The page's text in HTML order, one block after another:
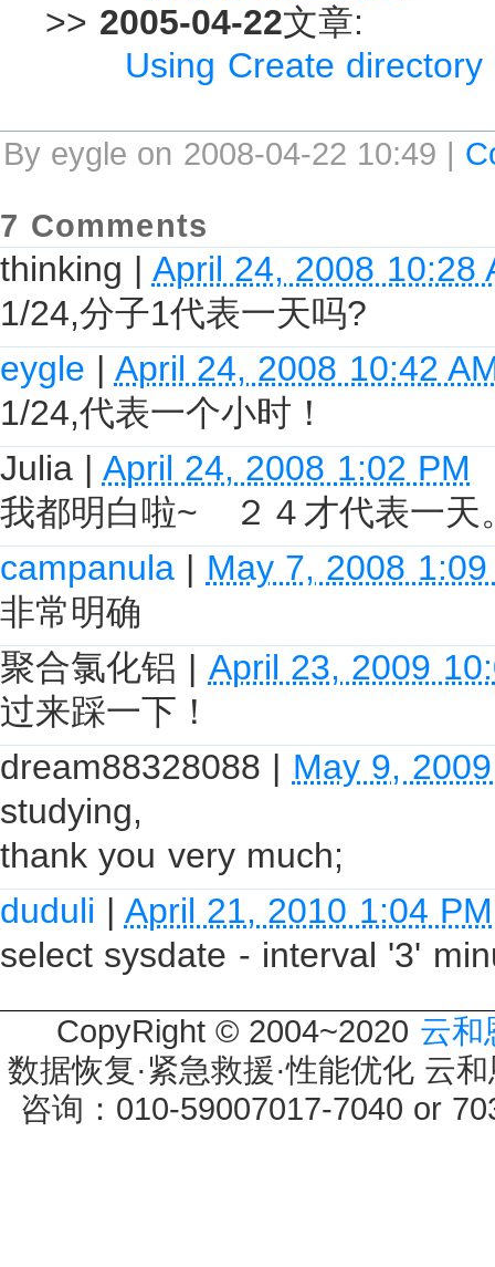
>> 2005-04-22文章:
Using Create
By eygle on 2008-04-22 10:49 |
7 Comments
thinking | April 24, 2008 10:28
1/24,分子1代表一天吗?
eygle | April 24, 2008 10:42
1/24,代表一个小时！
Julia | April 24, 2008 1:02 PM
我都明白啦~ ２４才代表一天
campanula | May 7, 2008
非常明确
聚合氯化铝 | April 23, 2009
过来踩一下！
dream88328088 | May 9,
studying,
thank you very much;
duduli | April 21, 2010 1:04 PM
select sysdate - interval '3'
CopyRight © 2004~2020 云和
数据恢复·紧急救援·性能优化 云
咨询：010-59007017-7040 or